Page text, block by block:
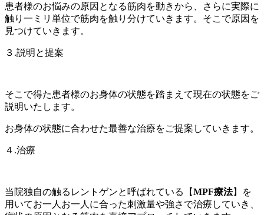
患者様のお悩みの原因となる筋肉を動きから、さらに実際に
触り一ミリ単位で筋肉を触り分けていきます。そこで原因を
見つけていきます。
３.説明と提案
そこで得た患者様のお身体の状態を踏まえて現在の状態をご
説明いたします。
お身体の状態に合わせた最善な治療をご提案していきます。
４.治療
当院独自の触るレントゲンと呼ばれている【MPF療法】を
用いてお一人お一人に合った刺激量や強さで治療していき、